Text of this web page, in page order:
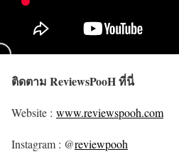
ติดตาม ReviewsPooH ที่นี่
Website : www.reviewspooh.com
Instagram : @reviewpooh